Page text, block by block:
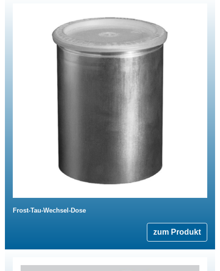
Frost-Tau-Wechsel-Dose
zum Produkt